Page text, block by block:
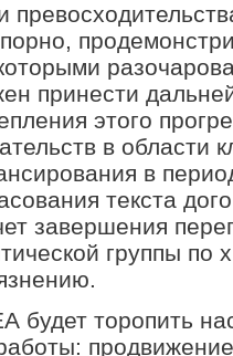
принести
этого
в области
в
текста
завершения
группы по
будет торопить